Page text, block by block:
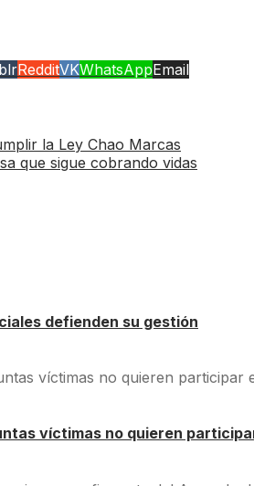
RedditVKWhatsAppEmail
la Ley Chao Marcas
que sigue cobrando vidas
defienden su gestión
víctimas no quieren